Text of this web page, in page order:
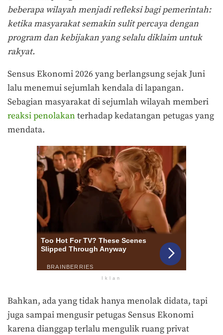
beberapa wilayah menjadi refleksi bagi pemerintah:
ketika masyarakat semakin sulit percaya dengan
program dan kebijakan yang selalu diklaim untuk
rakyat.
Sensus Ekonomi 2026 yang berlangsung sejak Juni
lalu menemui sejumlah kendala di lapangan.
Sebagian masyarakat di sejumlah wilayah memberi
reaksi penolakan terhadap kedatangan petugas yang
mendata.
Iklan
Bahkan, ada yang tidak hanya menolak didata, tapi
juga sampai mengusir petugas Sensus Ekonomi
karena dianggap terlalu mengulik ruang privat